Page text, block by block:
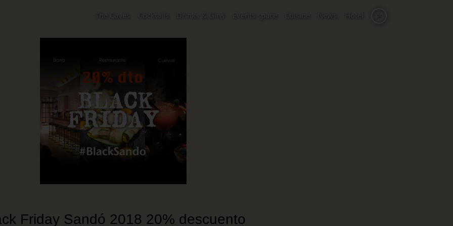
The Caves Cocktails Drinks & Gins Events space Cuisine News Hotel
Friday Sandó 2018 20% descuento